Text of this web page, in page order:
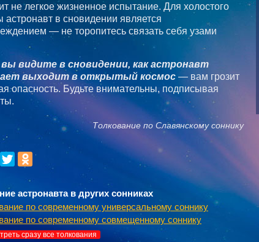
не легкое жизненное испытание. Для холостого
астронавт в сновидении является
— не торопитесь связать себя узами
видите в сновидении, как астронавт
выходит в открытый космос — вам грозит
опасность. Будьте внимательны, подписывая
Толкование по Славянскому соннику
астронавта в других сонниках
по современному универсальному соннику
по современному совмещенному соннику
сразу все толкования